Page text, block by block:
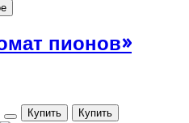
пионов»